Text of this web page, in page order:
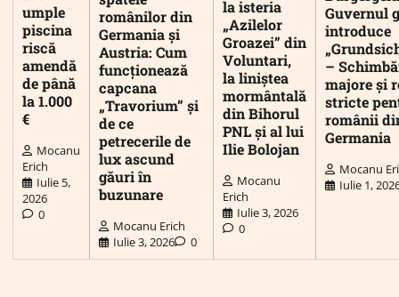
umple
piscina
riscă
amendă
de până
la 1.000
€
Mocanu
Erich
Iulie 5,
2026
0
românilor din
Germania și
Austria: Cum
funcționează
capcana
„Travorium” și
de ce
petrecerile de
lux ascund
găuri în
buzunare
Mocanu Erich
Iulie 3, 2026
0
la isteria
„Azilelor
Groazei” din
Voluntari,
la liniștea
mormântală
din Bihorul
PNL și al lui
Ilie Bolojan
Mocanu
Erich
Iulie 3, 2026
0
Guvernul
introduce
–
majore și
stricte
românii
Germania
Mocanu
Iulie 1,